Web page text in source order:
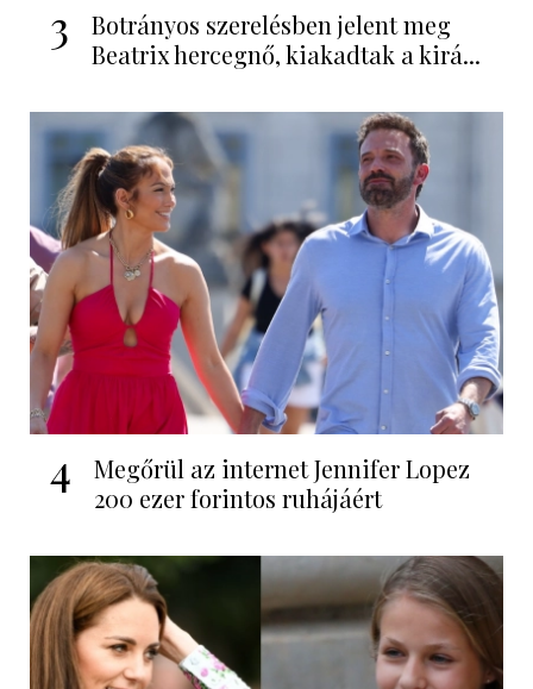
3
Botrányos szerelésben jelent meg
Beatrix hercegnő, kiakadtak a kirá...
4
Megőrül az internet Jennifer Lopez
200 ezer forintos ruhájáért